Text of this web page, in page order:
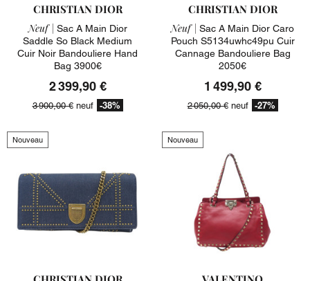
CHRISTIAN DIOR
Neuf | Sac A Main Dior
Saddle So Black Medium
Cuir Noir Bandouliere Hand
Bag 3900€
2 399,90 €
3 900,00 €neuf -38%
CHRISTIAN DIOR
Neuf | Sac A Main Dior Caro
Pouch S5134uwhc49pu Cuir
Cannage Bandouliere Bag
2050€
1 499,90 €
2 050,00 €neuf -27%
Nouveau Nouveau